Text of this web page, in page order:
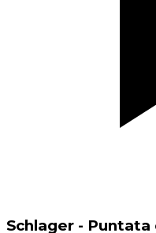
Schlager - Puntata